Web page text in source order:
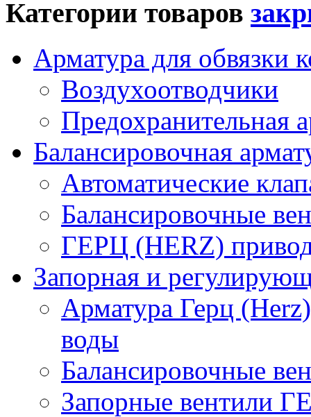
Категории товаров
Арматура для обвязки
Воздухоотводчики
Предохранительная
Балансировочная
Автоматические
Балансировочные
ГЕРЦ (HERZ)
Запорная и
Арматура Герц
воды
Балансировочные
Запорные вентили